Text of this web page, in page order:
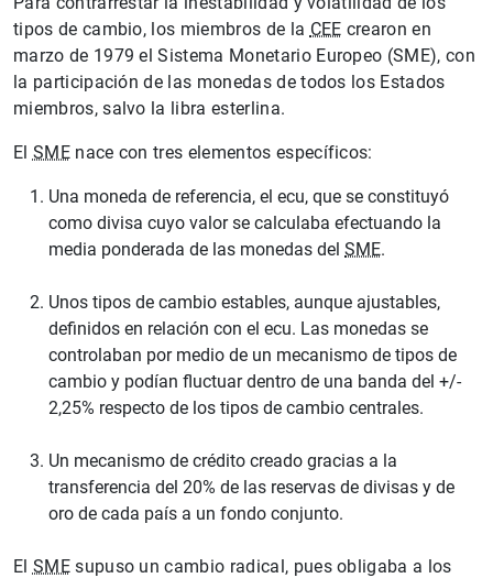
tipos de cambio, los miembros de la CEE crearon en
marzo de 1979 el Sistema Monetario Europeo (SME), con
la participación de las monedas de todos los Estados
miembros, salvo la libra esterlina.
El SMEnace con tres elementos específicos:
Una moneda de referencia, el ecu, que se constituyó
como divisa cuyo valor se calculaba efectuando la
media ponderada de las monedas del SME.
Unos tipos de cambio estables, aunque ajustables,
definidos en relación con el ecu. Las monedas se
controlaban por medio de un mecanismo de tipos de
cambio y podían fluctuar dentro de una banda del +/-
2,25% respecto de los tipos de cambio centrales.
Un mecanismo de crédito creado gracias a la
transferencia del 20% de las reservas de divisas y de
oro de cada país a un fondo conjunto.
El SMEsupuso un cambio radical, pues obligaba a los